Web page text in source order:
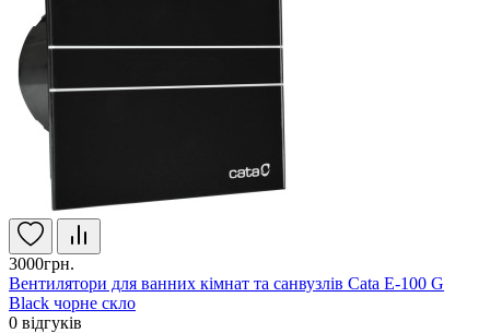
3000грн.
Вентилятори для ванних кімнат та санвузлів Cata E-100 G
Black чорне скло
0 відгуків